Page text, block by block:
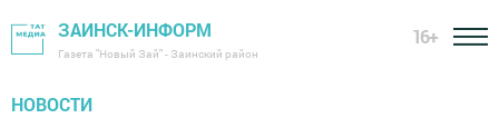
ЗАИНСК-ИНФОРМ
Газета "Новый Зай" - Заинский район
16+
НОВОСТИ